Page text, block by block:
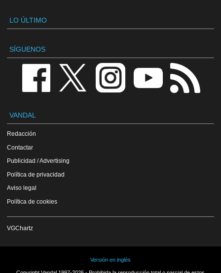
LO ÚLTIMO
SÍGUENOS
VANDAL
Redacción
Contactar
Publicidad / Advertising
Política de privacidad
Aviso legal
Política de cookies
VGChartz
Versión en inglés